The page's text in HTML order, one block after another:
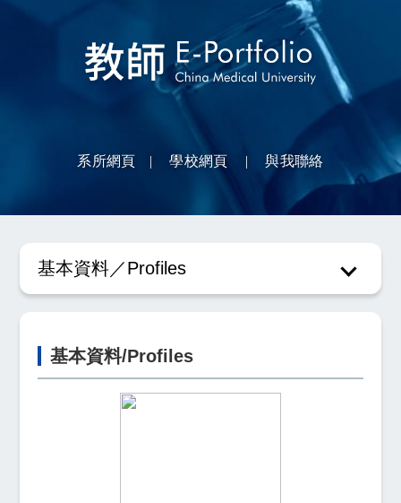
系所網頁 | 學校網頁 | 與我聯絡
教師Eportfolio
基本資料/Profiles
基本資料／Profiles